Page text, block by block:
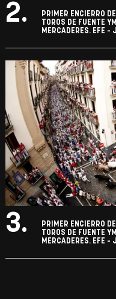
2.
PRIMER ENCIERRO
TOROS DE FUENTE
MERCADERES. EFE -
3.
PRIMER ENCIERRO
TOROS DE FUENTE
MERCADERES. EFE -